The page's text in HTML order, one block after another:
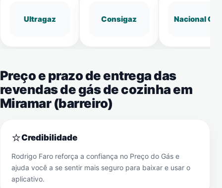
Ultragaz Consigaz Nacional Gás
Preço e prazo de entrega das
revendas de gás de cozinha em
Miramar (barreiro)
⭐Credibilidade
Rodrigo Faro reforça a confiança no Preço do Gás e
ajuda você a se sentir mais seguro para baixar e usar o
aplicativo.